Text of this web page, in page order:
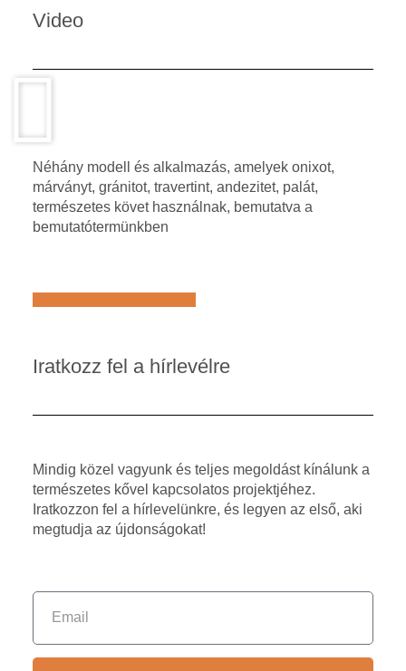
Video
Néhány modell és alkalmazás, amelyek onixot,
márványt, gránitot, travertint, andezitet, palát,
természetes követ használnak, bemutatva a
bemutatótermünkben
Iratkozz fel a hírlevélre
Mindig közel vagyunk és teljes megoldást kínálunk a
természetes kővel kapcsolatos projektjéhez.
Iratkozzon fel a hírlevelünkre, és legyen az első, aki
megtudja az újdonságokat!